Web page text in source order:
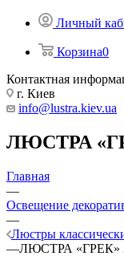
Личный
Корзина0
Контактная
г. Киев
info@lustra.kiev.ua
ЛЮСТРА
Главная
—
Освещение
—
Люстры
—ЛЮСТРА «ГРЕК»